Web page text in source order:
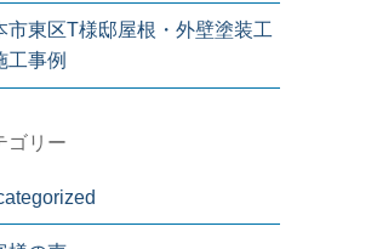
市東区T様邸屋根・外壁塗装工
工事例
ゴリー